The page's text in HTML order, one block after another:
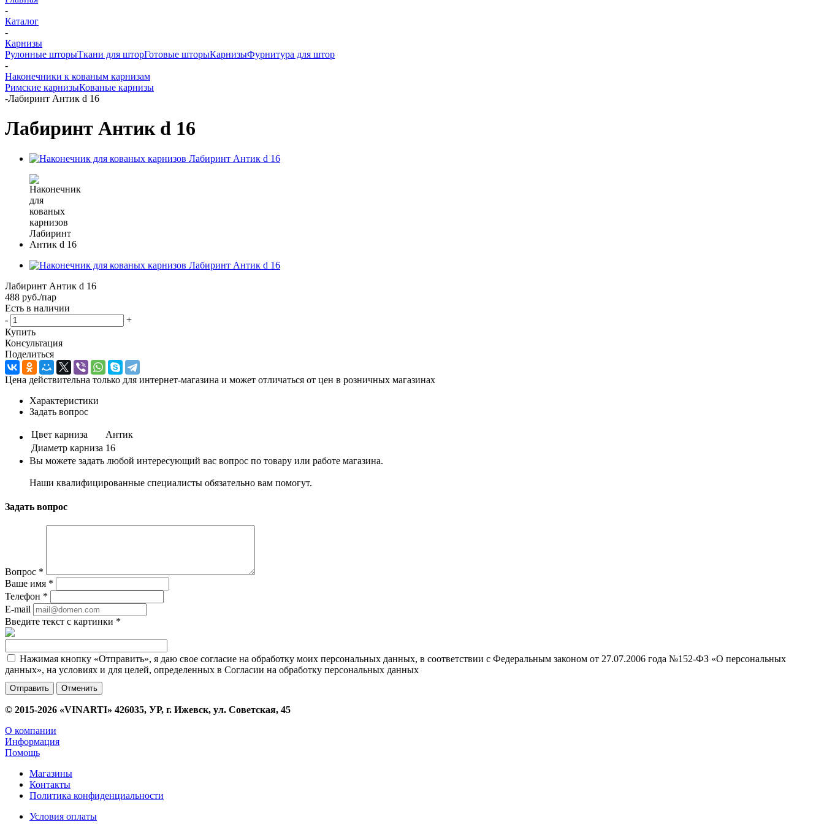
-
Каталог
-
Карнизы
Рулонные шторыТкани для шторГотовые шторыКарнизыФурнитура для штор
-
Наконечники к кованым карнизам
Римские карнизыКованые карнизы
-Лабиринт Антик d 16
Лабиринт Антик d 16
Лабиринт Антик d 16
488 руб./пар
Есть в наличии
-
+
Купить
Консультация
Поделиться
Цена действительна только для интернет-магазина и может отличаться от цен в розничных магазинах
Характеристики
Задать вопрос
Цвет карниза
Антик
Диаметр карниза 16
Вы можете задать любой интересующий вас вопрос по товару или работе магазина.
Наши квалифицированные специалисты обязательно вам помогут.
Задать вопрос
Вопрос *
Ваше имя *
Телефон *
E-mail
Введите текст с картинки *
Нажимая кнопку «Отправить», я даю свое согласие на обработку моих персональных данных, в соответствии с Федеральным законом от 27.07.2006 года №152-ФЗ «О персональных
данных», на условиях и для целей, определенных в Согласии на обработку персональных данных
Отменить
© 2015-2026 «VINARTI» 426035, УР, г. Ижевск, ул. Советская, 45
О компании
Информация
Помощь
Магазины
Контакты
Политика конфиденциальности
Условия оплаты